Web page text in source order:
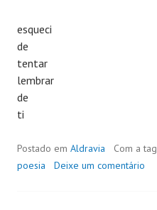
esqueci
de
tentar
lembrar
de
ti
Postado em Aldravia Com a tag
poesia
Deixe um comentário